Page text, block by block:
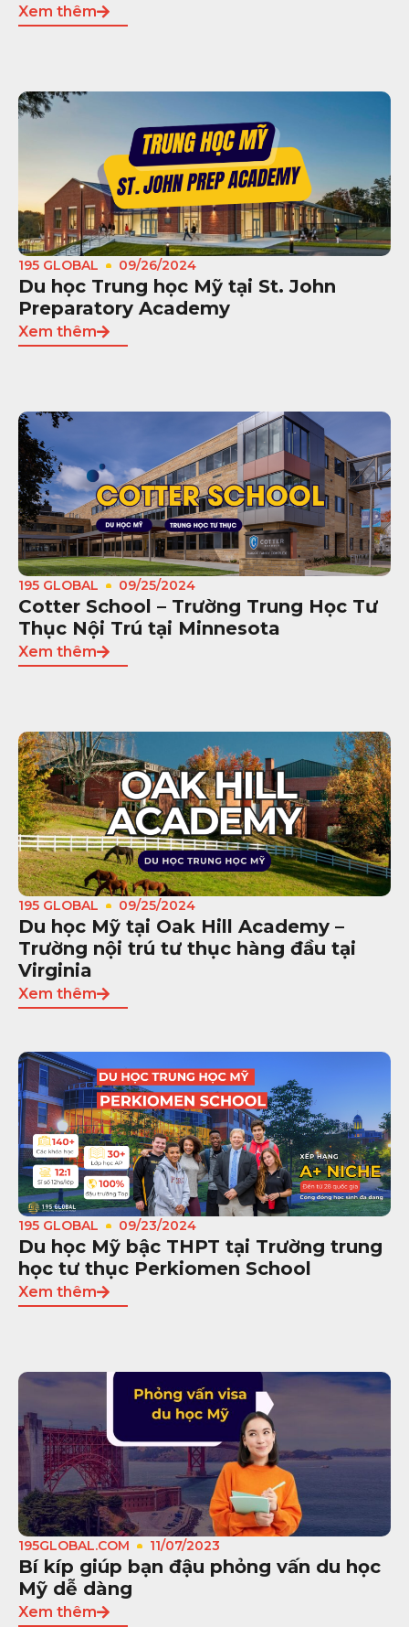
Xem thêm
195 GLOBAL 09/26/2024
Du học Trung học Mỹ tại St. John
Preparatory Academy
Xem thêm
195 GLOBAL 09/25/2024
Cotter School – Trường Trung Học Tư
Thục Nội Trú tại Minnesota
Xem thêm
195 GLOBAL 09/25/2024
Du học Mỹ tại Oak Hill Academy –
Trường nội trú tư thục hàng đầu tại
Virginia
Xem thêm
195 GLOBAL 09/23/2024
Du học Mỹ bậc THPT tại Trường trung
học tư thục Perkiomen School
Xem thêm
195GLOBAL.COM 11/07/2023
Bí kíp giúp bạn đậu phỏng vấn du học
Mỹ dễ dàng
Xem thêm